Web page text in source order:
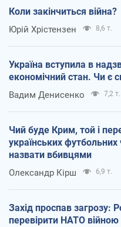
Коли закінчиться війна?
Юрій Хрістензен 8,6 т.
Україна вступила в
економічний стан. Чи є
Вадим Денисенко 7,2 т.
Чий буде Крим, той і
українських
назвати вбивцями
Олександр Кірш 6,9 т.
Захід проспав загрозу:
перевірити НАТО війною